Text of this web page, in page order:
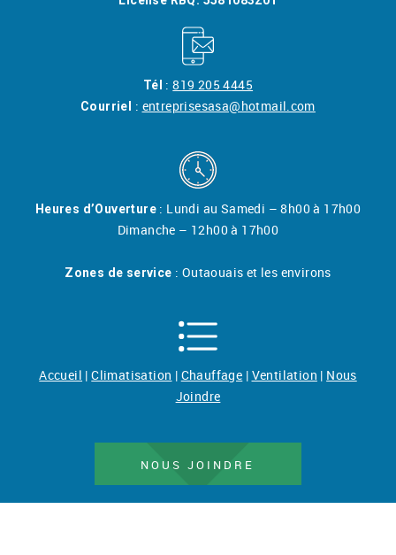
Tél :819 205 4445
Courriel : entreprisesasa@hotmail.com
Heures d’Ouverture : Lundi au Samedi – 8h00 à 17h00
Dimanche – 12h00 à 17h00
Zones de service : Outaouais et les environs
Accueil |Climatisation | Chauffage | Ventilation | Nous
Joindre
NOUS JOINDRE